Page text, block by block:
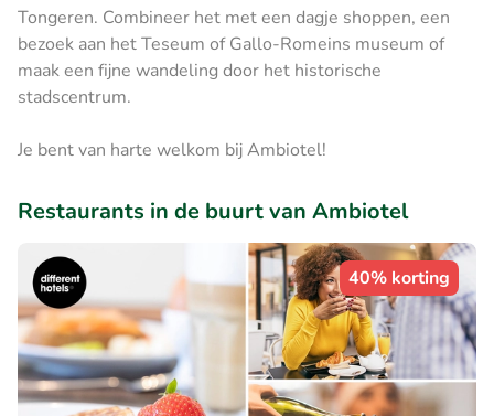
Tongeren. Combineer het met een dagje shoppen, een
bezoek aan het Teseum of Gallo-Romeins museum of
maak een fijne wandeling door het historische
stadscentrum.
Je bent van harte welkom bij Ambiotel!
Restaurants in de buurt van Ambiotel
40% korting